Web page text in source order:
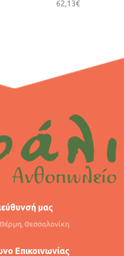
62,13€
μας
Θεσσαλονίκη
Επικοινωνίας